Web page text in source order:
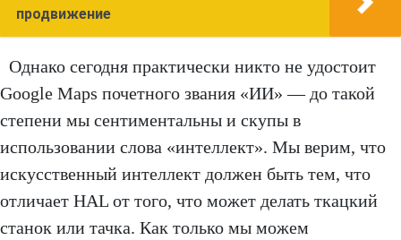
продвижение
Однако сегодня практически никто не удостоит
Google Maps почетного звания «ИИ» — до такой
степени мы сентиментальны и скупы в
использовании слова «интеллект». Мы верим, что
искусственный интеллект должен быть тем, что
отличает HAL от того, что может делать ткацкий
станок или тачка. Как только мы можем